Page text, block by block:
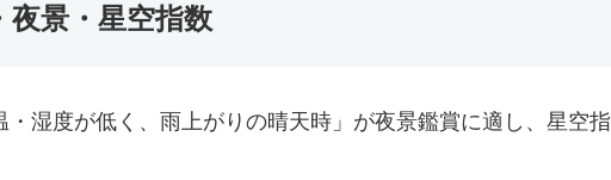
夜景・星空指数
・湿度が低く、雨上がりの晴天時」が夜景鑑賞に適し、星空指